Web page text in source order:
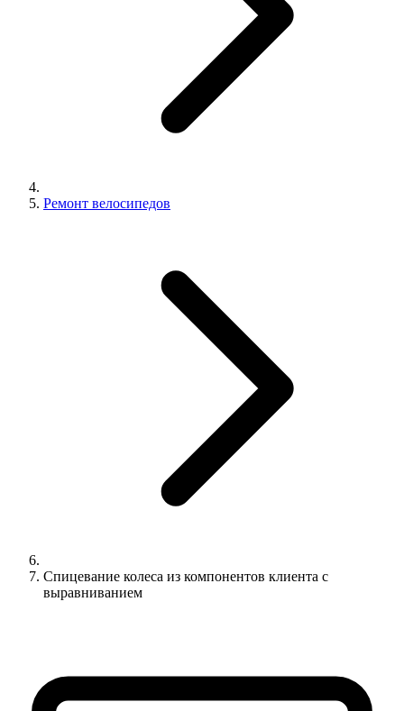
Ремонт велосипедов
Спицевание колеса из компонентов клиента с
выравниванием